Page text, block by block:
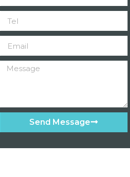
Send Message